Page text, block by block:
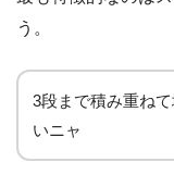
う。
3段まで積み重ね
いニャ